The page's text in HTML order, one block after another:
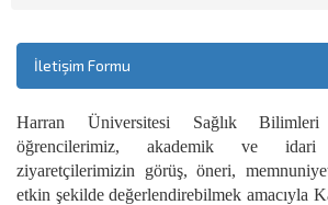
İletişim Formu
Harran Üniversitesi Sağlık
öğrencilerimiz, akademik ve
ziyaretçilerimizin görüş, öneri,
etkin şekilde değerlendirebilmek amacıyla